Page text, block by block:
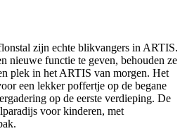
zijn echte blikvangers in ARTIS.
nieuwe functie te geven, behouden ze
plek in het ARTIS van morgen. Het
een lekker poffertje op de begane
op de eerste verdieping. De
voor kinderen, met